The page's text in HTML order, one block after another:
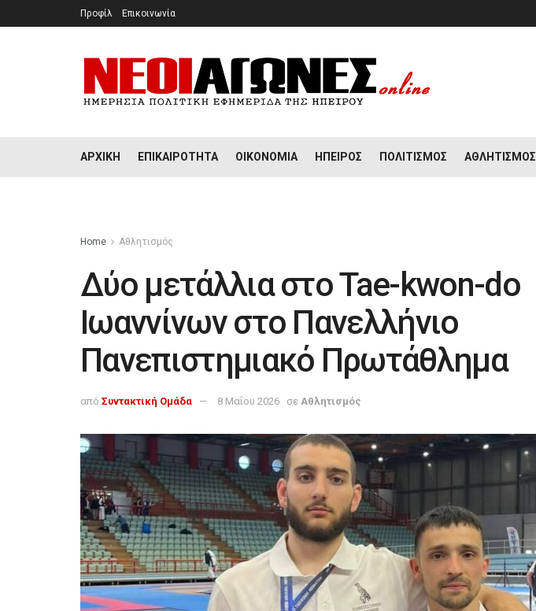
Προφίλ Επικοινωνία
ΑΡΧΙΚΉ ΕΠΙΚΑΙΡΌΤΗΤΑ ΟΙΚΟΝΟΜΊΑ ΉΠΕΙΡΟΣ ΠΟΛΙΤΙΣΜΌΣ ΑΘΛΗΤΙΣΜΌΣ
Home Αθλητισμός
Δύο μετάλλια στο Tae-kwon-do
Ιωαννίνων στο Πανελλήνιο
Πανεπιστημιακό Πρωτάθλημα
από Συντακτική Ομάδα 8 Μαΐου 2026 σε Αθλητισμός